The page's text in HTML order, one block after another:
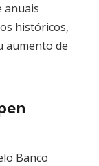
anuais
históricos,
aumento de
Banco